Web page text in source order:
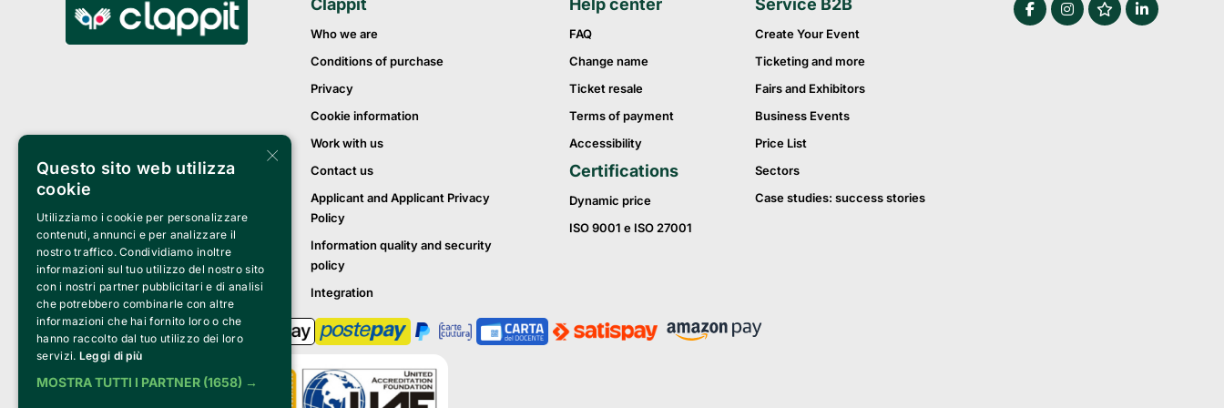
Clappit
Who we are
Conditions of purchase
Privacy
Cookie information
Work with us
Contact us
Applicant and Applicant Privacy
Policy
Information quality and security
policy
Integration
Help center
FAQ
Change name
Ticket resale
Terms of payment
Accessibility
Certifications
Dynamic price
ISO 9001 e ISO 27001
Service B2B
Create Your Event
Ticketing and more
Fairs and Exhibitors
Business Events
Price List
Sectors
Case studies: success stories
×
Questo sito web utilizza
cookie
Utilizziamo i cookie per personalizzare
contenuti, annunci e per analizzare il
nostro traffico. Condividiamo inoltre
informazioni sul tuo utilizzo del nostro sito
con i nostri partner pubblicitari e di analisi
che potrebbero combinarle con altre
informazioni che hai fornito loro o che
hanno raccolto dal tuo utilizzo dei loro
servizi. Leggi di più
MOSTRA TUTTI I PARTNER (1658) →